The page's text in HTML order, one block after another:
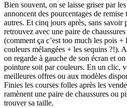
Bien souvent, on se laisse griser par
annoncent des pourcentages de
autres. Et cinq jours après, sans savoir
retrouvez avec une paire de
(comment ça c’est too much les pois +
couleurs mélangées + les sequins ?!).
on regarde à gauche de son écran et
pointure soit par couleurs. En un clic,
meilleures offres ou aux modèles
Finies les courses folles après les
ramènent une paire de chaussures ou
trouver sa taille.